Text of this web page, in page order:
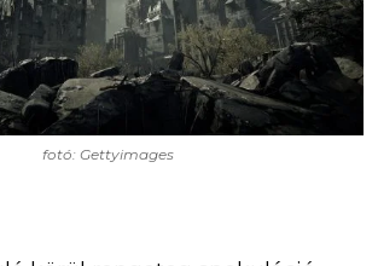
fotó: Gettyimages